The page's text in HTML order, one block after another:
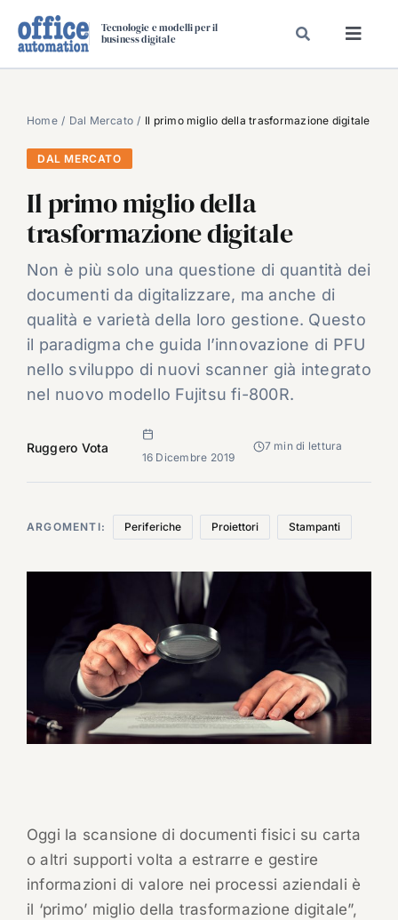
Tecnologie e modelli per il
business digitale
SPECIAL PAPER
TAVOLE ROTONDE DI REDAZIONE
CARRIERE
VIDEO
EVENTI
CHI SIAMO
Home Dal Mercato Il primo miglio della trasformazione digitale
DAL MERCATO
Il primo miglio della
trasformazione digitale
Non è più solo una questione di quantità dei
documenti da digitalizzare, ma anche di
qualità e varietà della loro gestione. Questo
il paradigma che guida l’innovazione di PFU
nello sviluppo di nuovi scanner già integrato
nel nuovo modello Fujitsu fi-800R.
Ruggero Vota
16 Dicembre 2019
7 min di lettura
ARGOMENTI: Periferiche Proiettori Stampanti
Oggi la scansione di documenti fisici su carta
o altri supporti volta a estrarre e gestire
informazioni di valore nei processi aziendali è
il ‘primo’ miglio della trasformazione digitale”,